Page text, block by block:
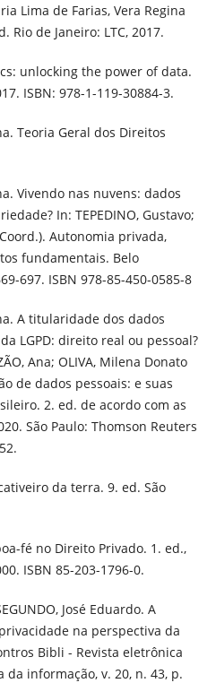
Lima de Farias, Vera Regina
Rio de Janeiro: LTC, 2017.
unlocking the power of data.
ISBN: 978-1-119-30884-3.
Teoria Geral dos Direitos
Vivendo nas nuvens: dados
In: TEPEDINO, Gustavo;
Autonomia privada,
fundamentais. Belo
697. ISBN 978-85-450-0585-8
A titularidade dos dados
LGPD: direito real ou pessoal?
Ana; OLIVA, Milena Donato
de dados pessoais: e suas
2. ed. de acordo com as
São Paulo: Thomson Reuters
da terra. 9. ed. São
fé no Direito Privado. 1. ed.,
ISBN 85-203-1796-0.
José Eduardo. A
na perspectiva da
Bibli - Revista eletrônica
informação, v. 20, n. 43, p.